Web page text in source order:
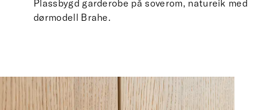
Plassbygd garderobe på soverom, natureik med
dørmodell Brahe.